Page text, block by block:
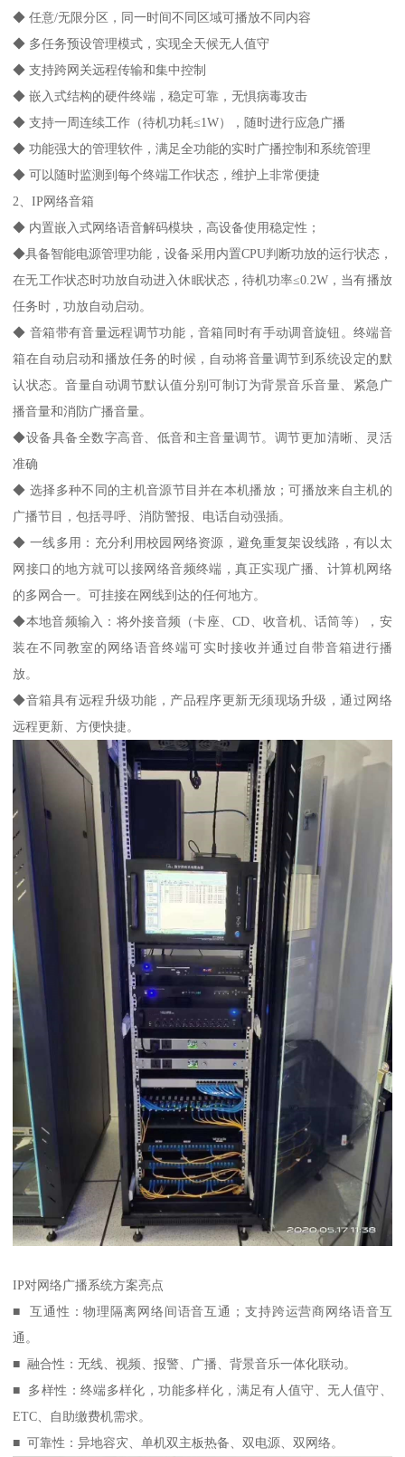
◆ 任意/无限分区，同一时间不同区域可播放不同内容
◆ 多任务预设管理模式，实现全天候无人值守
◆ 支持跨网关远程传输和集中控制
◆ 嵌入式结构的硬件终端，稳定可靠，无惧病毒攻击
◆ 支持一周连续工作（待机功耗≤1W），随时进行应急广播
◆ 功能强大的管理软件，满足全功能的实时广播控制和系统管理
◆ 可以随时监测到每个终端工作状态，维护上非常便捷
2、IP网络音箱
◆ 内置嵌入式网络语音解码模块，高设备使用稳定性；
◆具备智能电源管理功能，设备采用内置CPU判断功放的运行状态，
在无工作状态时功放自动进入休眠状态，待机功率≤0.2W，当有播放
任务时，功放自动启动。
◆ 音箱带有音量远程调节功能，音箱同时有手动调音旋钮。终端音
箱在自动启动和播放任务的时候，自动将音量调节到系统设定的默
认状态。音量自动调节默认值分别可制订为背景音乐音量、紧急广
播音量和消防广播音量。
◆设备具备全数字高音、低音和主音量调节。调节更加清晰、灵活
准确
◆ 选择多种不同的主机音源节目并在本机播放；可播放来自主机的
广播节目，包括寻呼、消防警报、电话自动强插。
◆ 一线多用：充分利用校园网络资源，避免重复架设线路，有以太
网接口的地方就可以接网络音频终端，真正实现广播、计算机网络
的多网合一。可挂接在网线到达的任何地方。
◆本地音频输入：将外接音频（卡座、CD、收音机、话筒等），安
装在不同教室的网络语音终端可实时接收并通过自带音箱进行播
放。
◆音箱具有远程升级功能，产品程序更新无须现场升级，通过网络
远程更新、方便快捷。
IP对网络广播系统方案亮点
■ 互通性：物理隔离网络间语音互通；支持跨运营商网络语音互
通。
■ 融合性：无线、视频、报警、广播、背景音乐一体化联动。
■ 多样性：终端多样化，功能多样化，满足有人值守、无人值守、
ETC、自助缴费机需求。
■ 可靠性：异地容灾、单机双主板热备、双电源、双网络。